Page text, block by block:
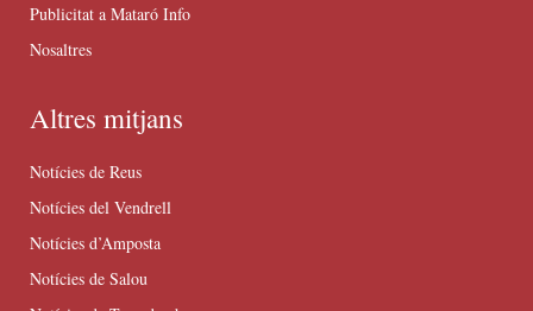
Publicitat a Mataró Info
Nosaltres
Altres mitjans
Notícies de Reus
Notícies del Vendrell
Notícies d’Amposta
Notícies de Salou